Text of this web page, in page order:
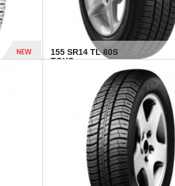
NEW
155 SR14 TL 80S
TOYO...